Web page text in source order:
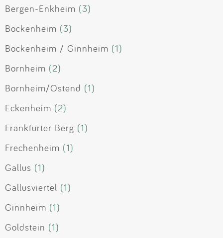
Bergen-Enkheim (3)
Bockenheim (3)
Bockenheim / Ginnheim (1)
Bornheim (2)
Bornheim/Ostend (1)
Eckenheim (2)
Frankfurter Berg (1)
Frechenheim (1)
Gallus (1)
Gallusviertel (1)
Ginnheim (1)
Goldstein (1)